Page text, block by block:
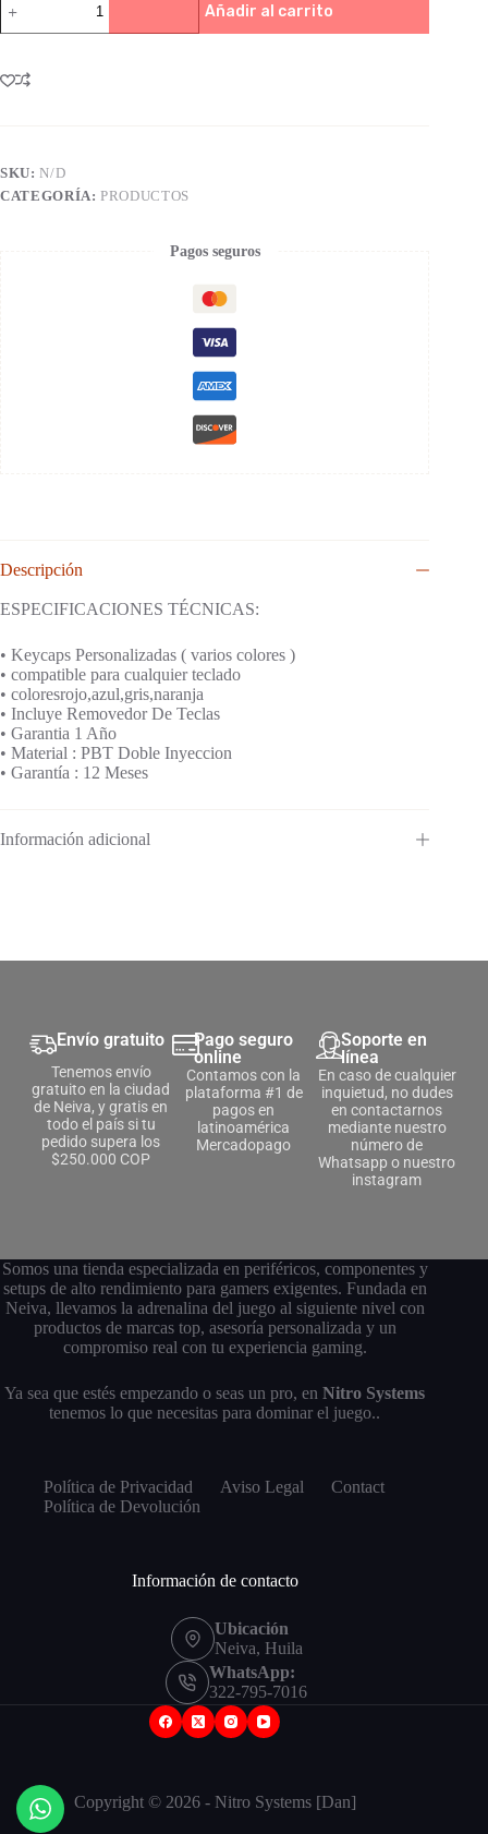
Añadir al carrito
SKU:N/D
CATEGORÍA:PRODUCTOS
Pagos seguros
Descripción
ESPECIFICACIONES TÉCNICAS:
• Keycaps Personalizadas ( varios colores )
• compatible para cualquier teclado
• coloresrojo,azul,gris,naranja
• Incluye Removedor De Teclas
• Garantia 1 Año
• Material : PBT Doble Inyeccion
• Garantía : 12 Meses
Información adicional
Envío gratuito
Tenemos envío
gratuito en la ciudad
de Neiva, y gratis en
todo el país si tu
pedido supera los
$250.000 COP
Pago seguro
online
Contamos con la
plataforma #1 de
pagos en
latinoamérica
Mercadopago
Soporte en
línea
En caso de cualquier
inquietud, no dudes
en contactarnos
mediante nuestro
número de
Whatsapp o nuestro
instagram
Somos una tienda especializada en periféricos, componentes y
setups de alto rendimiento para gamers exigentes. Fundada en
Neiva, llevamos la adrenalina del juego al siguiente nivel con
productos de marcas top, asesoría personalizada y un
compromiso real con tu experiencia gaming.
Ya sea que estés empezando o seas un pro, enNitro Systems
tenemos lo que necesitas para dominar el juego..
Política de Privacidad Aviso Legal
Contact
Política de Devolución
Información de contacto
Ubicación
Neiva, Huila
WhatsApp:
322-795-7016
Copyright © 2026 - Nitro Systems [Dan]